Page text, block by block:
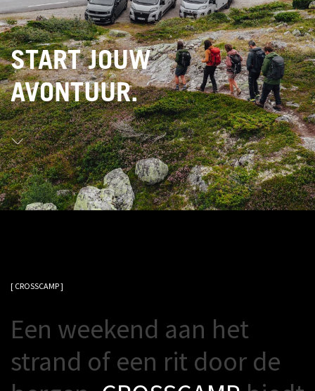
START JOUW
AVONTUUR.
[ CROSSCAMP ]
Een weekend aan het
strand of een rit door de